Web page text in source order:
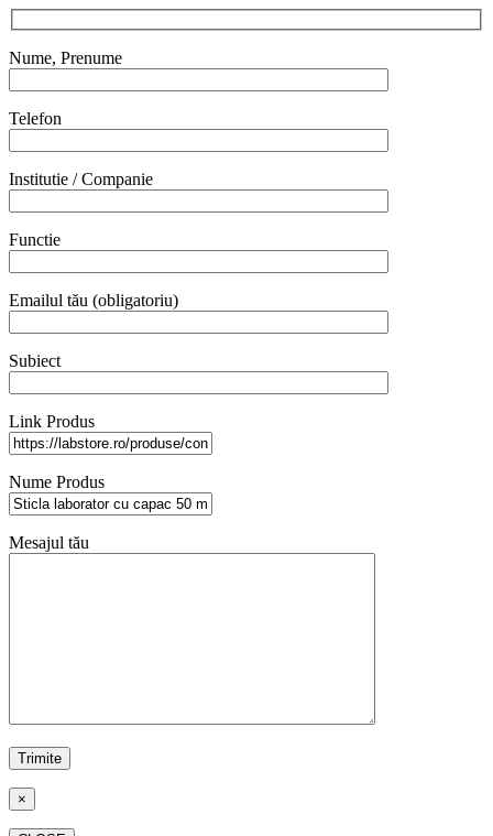
Nume, Prenume
Telefon
Institutie / Companie
Functie
Emailul tău (obligatoriu)
Subiect
Link Produs
Nume Produs
Mesajul tău
×